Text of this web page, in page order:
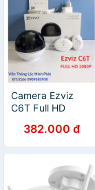
Camera Ezviz
C6T Full HD
chính hãng - Bảo
hành 24 tháng
382.000 đ